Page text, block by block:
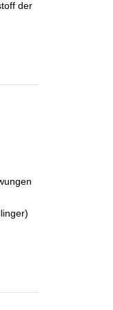
der